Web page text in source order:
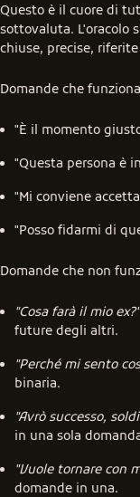
Questo è il cuore di
sottovaluta. L'oracolo
chiuse, precise,
Domande che
"È il momento
"Questa persona è
"Mi conviene
"Posso fidarmi di
Domande che non
"Cosa farà il mio ex?"
future degli altri.
"Perché mi sento
binaria.
"Avrò successo,
in una sola
"Vuole tornare con
domande in una.